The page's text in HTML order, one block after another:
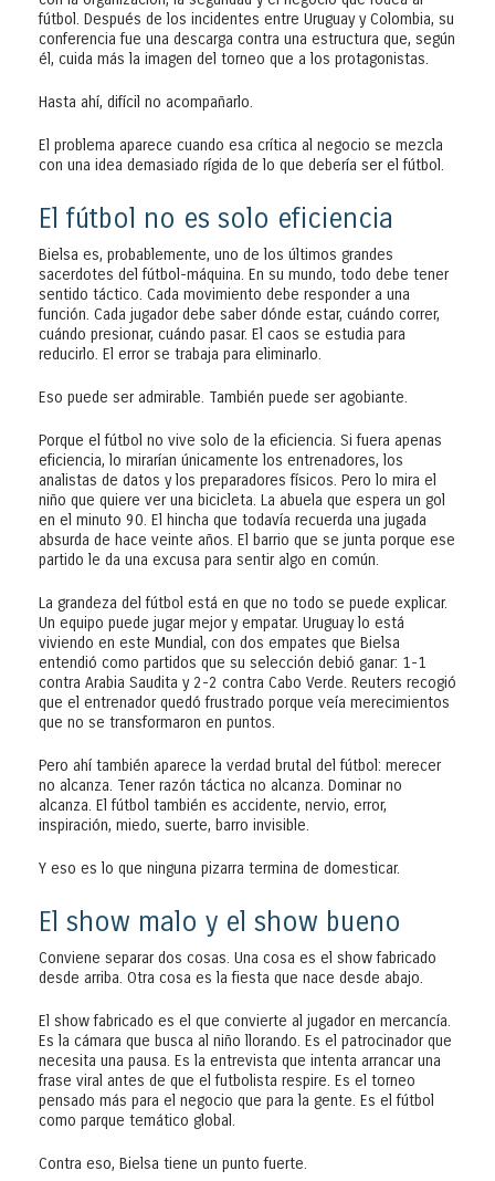
fútbol. Después de los incidentes entre Uruguay y Colombia, su
conferencia fue una descarga contra una estructura que, según
él, cuida más la imagen del torneo que a los protagonistas.
Hasta ahí, difícil no acompañarlo.
El problema aparece cuando esa crítica al negocio se mezcla
con una idea demasiado rígida de lo que debería ser el fútbol.
El fútbol no es solo eficiencia
Bielsa es, probablemente, uno de los últimos grandes
sacerdotes del fútbol-máquina. En su mundo, todo debe tener
sentido táctico. Cada movimiento debe responder a una
función. Cada jugador debe saber dónde estar, cuándo correr,
cuándo presionar, cuándo pasar. El caos se estudia para
reducirlo. El error se trabaja para eliminarlo.
Eso puede ser admirable. También puede ser agobiante.
Porque el fútbol no vive solo de la eficiencia. Si fuera apenas
eficiencia, lo mirarían únicamente los entrenadores, los
analistas de datos y los preparadores físicos. Pero lo mira el
niño que quiere ver una bicicleta. La abuela que espera un gol
en el minuto 90. El hincha que todavía recuerda una jugada
absurda de hace veinte años. El barrio que se junta porque ese
partido le da una excusa para sentir algo en común.
La grandeza del fútbol está en que no todo se puede explicar.
Un equipo puede jugar mejor y empatar. Uruguay lo está
viviendo en este Mundial, con dos empates que Bielsa
entendió como partidos que su selección debió ganar: 1-1
contra Arabia Saudita y 2-2 contra Cabo Verde. Reuters recogió
que el entrenador quedó frustrado porque veía merecimientos
que no se transformaron en puntos.
Pero ahí también aparece la verdad brutal del fútbol: merecer
no alcanza. Tener razón táctica no alcanza. Dominar no
alcanza. El fútbol también es accidente, nervio, error,
inspiración, miedo, suerte, barro invisible.
Y eso es lo que ninguna pizarra termina de domesticar.
El show malo y el show bueno
Conviene separar dos cosas. Una cosa es el show fabricado
desde arriba. Otra cosa es la fiesta que nace desde abajo.
El show fabricado es el que convierte al jugador en mercancía.
Es la cámara que busca al niño llorando. Es el patrocinador que
necesita una pausa. Es la entrevista que intenta arrancar una
frase viral antes de que el futbolista respire. Es el torneo
pensado más para el negocio que para la gente. Es el fútbol
como parque temático global.
Contra eso, Bielsa tiene un punto fuerte.